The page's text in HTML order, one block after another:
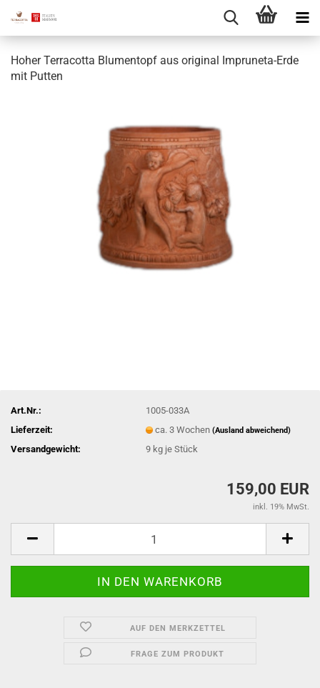
Hoher Terracotta Blumentopf aus original Impruneta-Erde
mit Putten
Art.Nr.:
1005-033A
Lieferzeit:
ca. 3 Wochen(Ausland abweichend)
Versandgewicht: 9 kg je Stück
159,00 EUR
inkl. 19% MwSt.
AUF DEN MERKZETTEL
FRAGE ZUM PRODUKT